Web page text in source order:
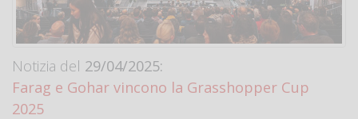
Notizia del 29/04/2025:
Farag e Gohar vincono la Grasshopper Cup
2025